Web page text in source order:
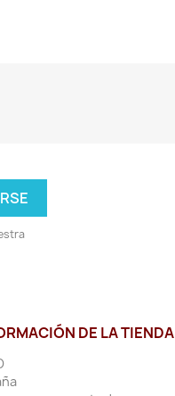
DE LA TIENDA